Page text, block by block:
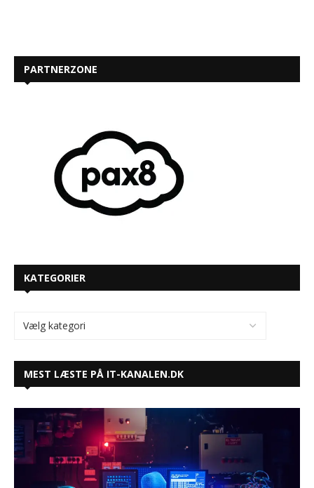
PARTNERZONE
KATEGORIER
MEST LÆSTE PÅ IT-KANALEN.DK